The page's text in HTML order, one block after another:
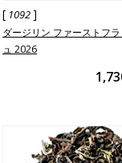
[ 1092]
ダージリン ファーストフ
ュ 2026